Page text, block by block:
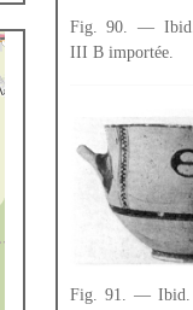
Fig. 90. — Ibid.
III Β importée.
Fig. 91. — Ibid.